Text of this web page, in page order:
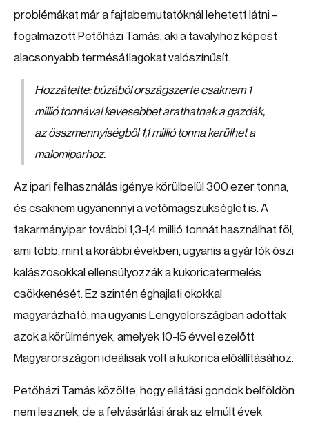
problémákat már a fajtabemutatóknál lehetett látni –
fogalmazott Petőházi Tamás, aki a tavalyihoz képest
alacsonyabb termésátlagokat valószínűsít.
Hozzátette: búzából országszerte csaknem 1
millió tonnával kevesebbet arathatnak a gazdák,
az összmennyiségből 1,1 millió tonna kerülhet a
malomiparhoz.
Az ipari felhasználás igénye körülbelül 300 ezer tonna,
és csaknem ugyanennyi a vetőmagszükséglet is. A
takarmányipar további 1,3-1,4 millió tonnát használhat föl,
ami több, mint a korábbi években, ugyanis a gyártók őszi
kalászosokkal ellensúlyozzák a kukoricatermelés
csökkenését. Ez szintén éghajlati okokkal
magyarázható, ma ugyanis Lengyelországban adottak
azok a körülmények, amelyek 10-15 évvel ezelőtt
Magyarországon ideálisak volt a kukorica előállításához.
Petőházi Tamás közölte, hogy ellátási gondok belföldön
nem lesznek, de a felvásárlási árak az elmúlt évek